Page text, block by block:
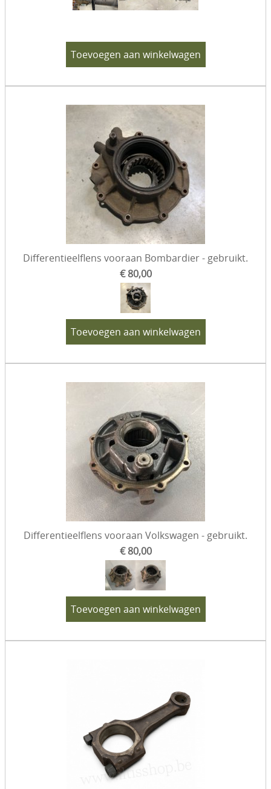
Toevoegen aan winkelwagen
Differentieelflens vooraan Bombardier - gebruikt.
€ 80,00
Toevoegen aan winkelwagen
Differentieelflens vooraan Volkswagen - gebruikt.
€ 80,00
Toevoegen aan winkelwagen